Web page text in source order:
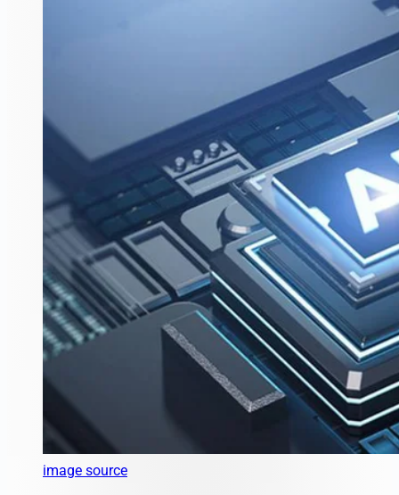
image source